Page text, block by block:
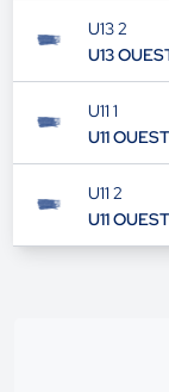
U13 2
U13
U11 1
U11
U11 2
U11